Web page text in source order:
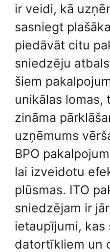
ir veidi, kā
sasniegt
piedāvāt citu
sniedzēju
šiem
unikālas lomas,
zināma
uzņēmums
BPO
lai izveidotu
plūsmas. ITO
sniedzējam ir
ietaupījumi, kas
datortīkliem un